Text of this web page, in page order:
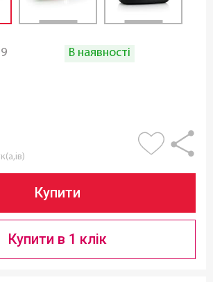
В наявності
Купити
Купити в 1 клік